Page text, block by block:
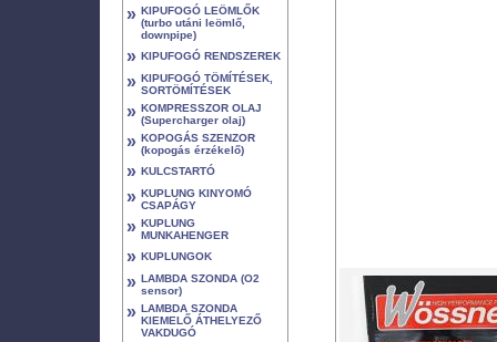
» KIPUFOGÓ LEÖMLŐK
(turbo utáni leömlő,
downpipe)
» KIPUFOGÓ RENDSZEREK
» KIPUFOGÓ TÖMÍTÉSEK,
SORTÖMÍTÉSEK
» KOMPRESSZOR OLAJ
(Supercharger olaj)
» KOPOGÁS SZENZOR
(kopogás érzékelő)
» KULCSTARTÓ
» KUPLUNG KINYOMÓ
CSAPÁGY
» KUPLUNG
MUNKAHENGER
» KUPLUNGOK
» LAMBDA SZONDA (O2
sensor)
» LAMBDA SZONDA
KIEMELŐ ÁTHELYEZŐ
VAKDUGÓ